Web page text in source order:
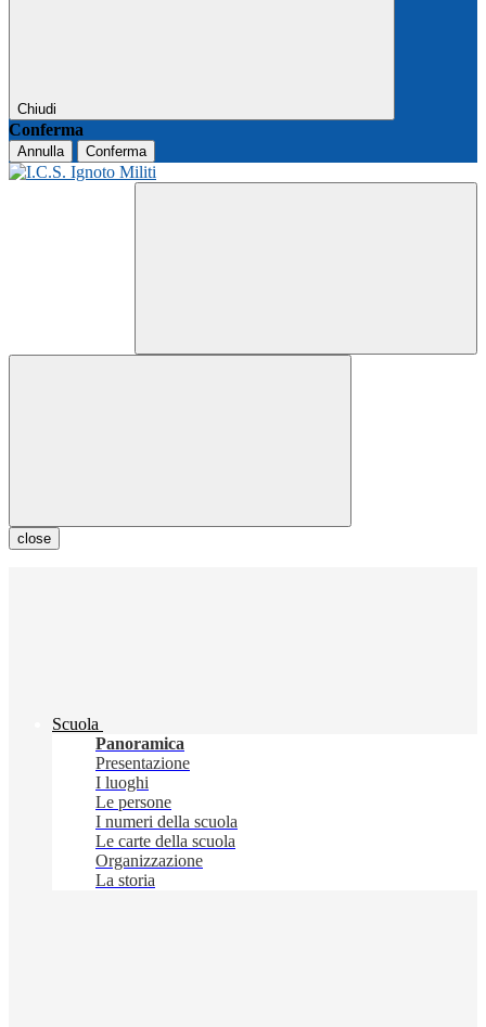
Chiudi
Conferma
Annulla Conferma
close
Scuola
Panoramica
Presentazione
I luoghi
Le persone
I numeri della scuola
Le carte della scuola
Organizzazione
La storia